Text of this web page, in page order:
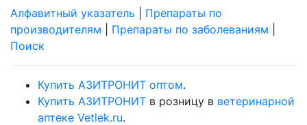
Алфавитный указатель
Препараты по
производителям
Препараты по заболеваниям
Поиск
Купить АЗИТРОНИТ оптом.
Купить АЗИТРОНИТ в розницу в ветеринарной
аптеке Vetlek.ru.